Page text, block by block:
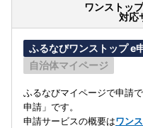
ワンストッ
対応
ふるなびワンストップ e
自治体マイページ
ふるなびマイページで申請
申請」です。
申請サービスの概要はワン